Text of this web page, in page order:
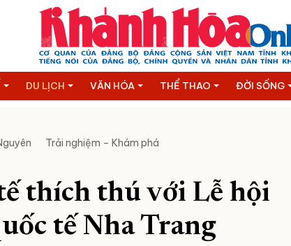
DU LỊCH VĂN HÓA THỂ THAO ĐỜI SỐNG
Trải nghiệm – Khám phá
thích thú với Lễ hội
tế Nha Trang